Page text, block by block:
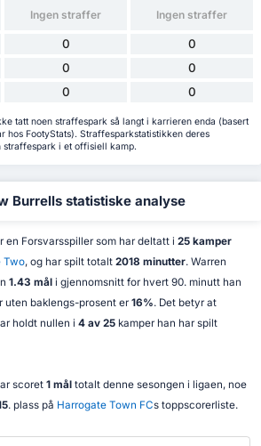
Ingen straffer Ingen straffer
0 0
0 0
0 0
tatt noen straffespark så langt i karrieren enda (basert
hos FootyStats). Straffesparkstatistikken deres
straffespark i et offisiell kamp.
Burrells statistiske analyse
en Forsvarsspiller som har deltatt i 25 kamper
Two, og har spilt totalt 2018 minutter. Warren
1.43 måli gjennomsnitt for hvert 90. minutt han
uten baklengs-prosent er 16%. Det betyr at
holdt nullen i 4 av 25kamper han har spilt
scoret 1 måltotalt denne sesongen i ligaen, noe
. plass på Harrogate Town FCs toppscorerliste.